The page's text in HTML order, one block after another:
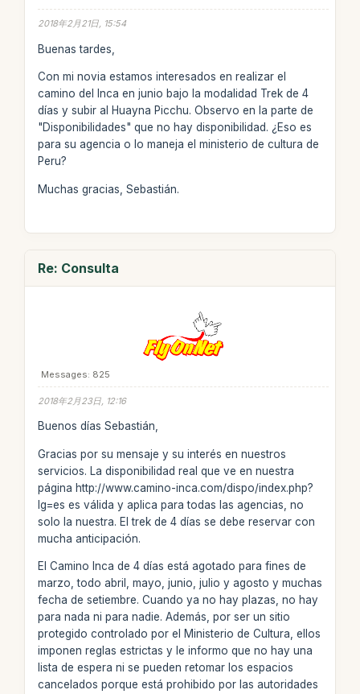
2018年2月21日, 15:54
Buenas tardes,
Con mi novia estamos interesados en realizar el
camino del Inca en junio bajo la modalidad Trek de 4
días y subir al Huayna Picchu. Observo en la parte de
"Disponibilidades" que no hay disponibilidad. ¿Eso es
para su agencia o lo maneja el ministerio de cultura de
Peru?
Muchas gracias, Sebastián.
Re: Consulta
Messages: 825
2018年2月23日, 12:16
Buenos días Sebastián,
Gracias por su mensaje y su interés en nuestros
servicios. La disponibilidad real que ve en nuestra
página http://www.camino-inca.com/dispo/index.php?
lg=es es válida y aplica para todas las agencias, no
solo la nuestra. El trek de 4 días se debe reservar con
mucha anticipación.
El Camino Inca de 4 días está agotado para fines de
marzo, todo abril, mayo, junio, julio y agosto y muchas
fecha de setiembre. Cuando ya no hay plazas, no hay
para nada ni para nadie. Además, por ser un sitio
protegido controlado por el Ministerio de Cultura, ellos
imponen reglas estrictas y le informo que no hay una
lista de espera ni se pueden retomar los espacios
cancelados porque está prohibido por las autoridades